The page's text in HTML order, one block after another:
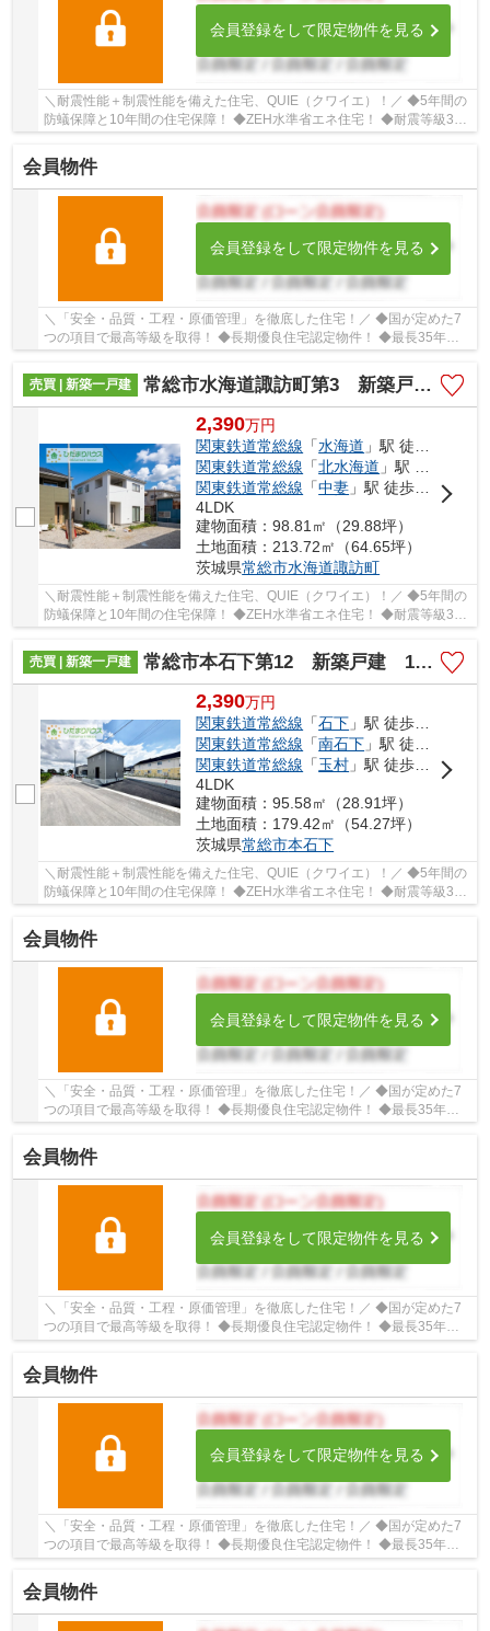
会員登録をして限定物件を見る
＼耐震性能＋制震性能を備えた住宅、QUIE（クワイエ）！／ ◆5年間の
防蟻保障と10年間の住宅保障！ ◆ZEH水準省エネ住宅！ ◆耐震等級3を
会員物件
会員登録をして限定物件を見る
＼「安全・品質・工程・原価管理」を徹底した住宅！／ ◆国が定めた7
つの項目で最高等級を取得！ ◆長期優良住宅認定物件！ ◆最長35年住
売買 | 新築一戸建
常総市水海道諏訪町第3 新築戸建 4号棟
2,390万円
関東鉄道常総線 「水海道 」駅 徒歩10分
関東鉄道常総線 「北水海道 」駅 徒歩17分
関東鉄道常総線 「中妻 」駅 徒歩40分
4LDK
建物面積：98.81㎡（29.88坪）
土地面積：213.72㎡（64.65坪）
茨城県常総市水海道諏訪町
＼耐震性能＋制震性能を備えた住宅、QUIE（クワイエ）！／ ◆5年間の
防蟻保障と10年間の住宅保障！ ◆ZEH水準省エネ住宅！ ◆耐震等級3を
売買 | 新築一戸建
常総市本石下第12 新築戸建 1号棟
2,390万円
関東鉄道常総線 「石下 」駅 徒歩5分
関東鉄道常総線 「南石下 」駅 徒歩27分
関東鉄道常総線 「玉村 」駅 徒歩28分
4LDK
建物面積：95.58㎡（28.91坪）
土地面積：179.42㎡（54.27坪）
茨城県常総市本石下
＼耐震性能＋制震性能を備えた住宅、QUIE（クワイエ）！／ ◆5年間の
防蟻保障と10年間の住宅保障！ ◆ZEH水準省エネ住宅！ ◆耐震等級3を
会員物件
会員登録をして限定物件を見る
＼「安全・品質・工程・原価管理」を徹底した住宅！／ ◆国が定めた7
つの項目で最高等級を取得！ ◆長期優良住宅認定物件！ ◆最長35年住
宅保証システム！ ■ひだまりハウスは、お客様一...
会員物件
会員登録をして限定物件を見る
＼「安全・品質・工程・原価管理」を徹底した住宅！／ ◆国が定めた7
つの項目で最高等級を取得！ ◆長期優良住宅認定物件！ ◆最長35年住
宅保証システム！ ■ひだまりハウスは、お客様一...
会員物件
会員登録をして限定物件を見る
＼「安全・品質・工程・原価管理」を徹底した住宅！／ ◆国が定めた7
つの項目で最高等級を取得！ ◆長期優良住宅認定物件！ ◆最長35年住
宅保証システム！ ■ひだまりハウスは、お客様一...
会員物件